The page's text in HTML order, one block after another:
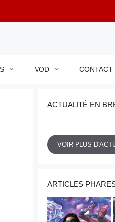
VOD CONTACT
ACTUALITÉ EN
VOIR PLUS
ARTICLES